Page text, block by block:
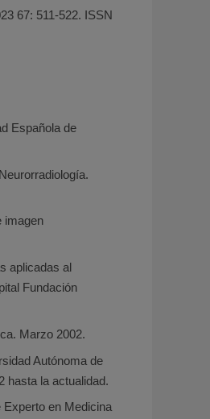
67: 511-522. ISSN
Española de
imagen
aplicadas al
Fundación
Marzo 2002.
Autónoma de
hasta la actualidad.
Experto en Medicina